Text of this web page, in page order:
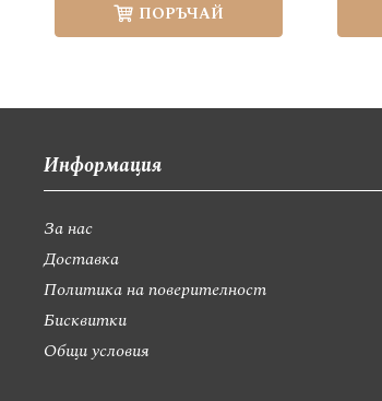
ПОРЪЧАЙ
Информация
За нас
Доставка
Политика на поверителност
Бисквитки
Общи условия